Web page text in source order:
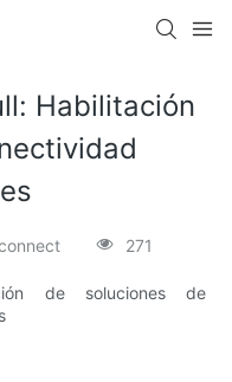
Habilitación
271
de soluciones de